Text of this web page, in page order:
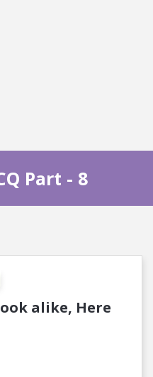
Part - 8
alike, Here